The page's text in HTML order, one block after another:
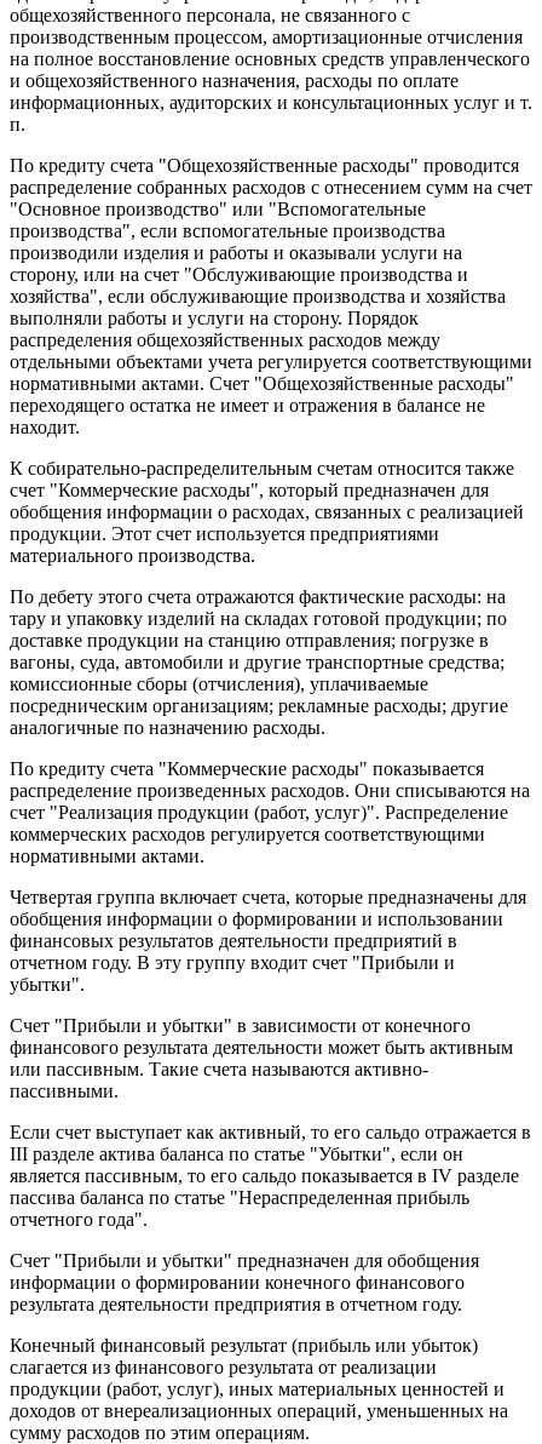
общехозяйственного персонала, не связанного с
производственным процессом, амортизационные отчисления
на полное восстановление основных средств управленческого
и общехозяйственного назначения, расходы по оплате
информационных, аудиторских и консультационных услуг и т.
п.
По кредиту счета "Общехозяйственные расходы" проводится
распределение собранных расходов с отнесением сумм на счет
"Основное производство" или "Вспомогательные
производства", если вспомогательные производства
производили изделия и работы и оказывали услуги на
сторону, или на счет "Обслуживающие производства и
хозяйства", если обслуживающие производства и хозяйства
выполняли работы и услуги на сторону. Порядок
распределения общехозяйственных расходов между
отдельными объектами учета регулируется соответствующими
нормативными актами. Счет "Общехозяйственные расходы"
переходящего остатка не имеет и отражения в балансе не
находит.
К собирательно-распределительным счетам относится также
счет "Коммерческие расходы", который предназначен для
обобщения информации о расходах, связанных с реализацией
продукции. Этот счет используется предприятиями
материального производства.
По дебету этого счета отражаются фактические расходы: на
тару и упаковку изделий на складах готовой продукции; по
доставке продукции на станцию отправления; погрузке в
вагоны, суда, автомобили и другие транспортные средства;
комиссионные сборы (отчисления), уплачиваемые
посредническим организациям; рекламные расходы; другие
аналогичные по назначению расходы.
По кредиту счета "Коммерческие расходы" показывается
распределение произведенных расходов. Они списываются на
счет "Реализация продукции (работ, услуг)". Распределение
коммерческих расходов регулируется соответствующими
нормативными актами.
Четвертая группа включает счета, которые предназначены для
обобщения информации о формировании и использовании
финансовых результатов деятельности предприятий в
отчетном году. В эту группу входит счет "Прибыли и
убытки".
Счет "Прибыли и убытки" в зависимости от конечного
финансового результата деятельности может быть активным
или пассивным. Такие счета называются активно-
пассивными.
Если счет выступает как активный, то его сальдо отражается в
III разделе актива баланса по статье "Убытки", если он
является пассивным, то его сальдо показывается в IV разделе
пассива баланса по статье "Нераспределенная прибыль
отчетного года".
Счет "Прибыли и убытки" предназначен для обобщения
информации о формировании конечного финансового
результата деятельности предприятия в отчетном году.
Конечный финансовый результат (прибыль или убыток)
слагается из финансового результата от реализации
продукции (работ, услуг), иных материальных ценностей и
доходов от внереализационных операций, уменьшенных на
сумму расходов по этим операциям.